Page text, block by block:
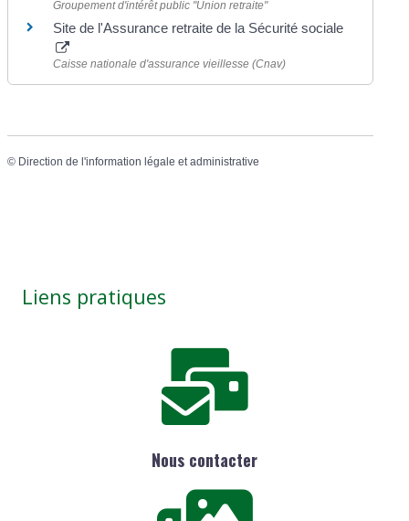
Groupement d'intérêt public "Union retraite"
Site de l'Assurance retraite de la Sécurité sociale
Caisse nationale d'assurance vieillesse (Cnav)
© Direction de l'information légale et administrative
Liens pratiques
Nous contacter